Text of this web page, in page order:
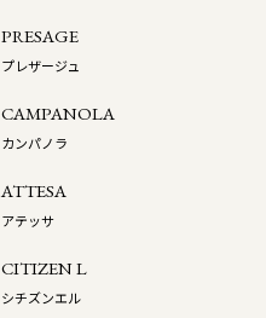
PRESAGE
プレザージュ
CAMPANOLA
カンパノラ
ATTESA
アテッサ
CITIZEN L
シチズンエル